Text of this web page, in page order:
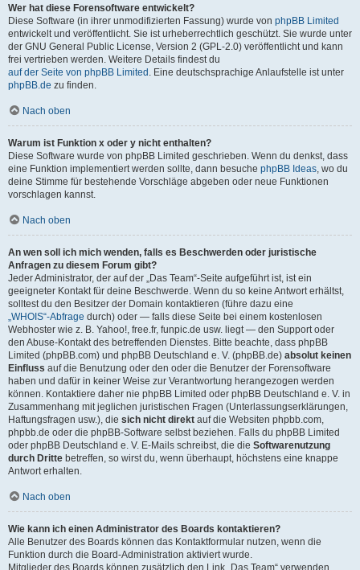
Wer hat diese Forensoftware entwickelt?
Diese Software (in ihrer unmodifizierten Fassung) wurde von phpBB Limited
entwickelt und veröffentlicht. Sie ist urheberrechtlich geschützt. Sie wurde unter
der GNU General Public License, Version 2 (GPL-2.0) veröffentlicht und kann
frei vertrieben werden. Weitere Details findest du
auf der Seite von phpBB Limited . Eine deutschsprachige Anlaufstelle ist unter
phpBB.de zu finden.
Nach oben
Warum ist Funktion x oder y nicht enthalten?
Diese Software wurde von phpBB Limited geschrieben. Wenn du denkst, dass
eine Funktion implementiert werden sollte, dann besuche phpBB Ideas, wo du
deine Stimme für bestehende Vorschläge abgeben oder neue Funktionen
vorschlagen kannst.
Nach oben
An wen soll ich mich wenden, falls es Beschwerden oder juristische
Anfragen zu diesem Forum gibt?
Jeder Administrator, der auf der „Das Team“-Seite aufgeführt ist, ist ein
geeigneter Kontakt für deine Beschwerde. Wenn du so keine Antwort erhältst,
solltest du den Besitzer der Domain kontaktieren (führe dazu eine
„WHOIS“-Abfrage durch) oder — falls diese Seite bei einem kostenlosen
Webhoster wie z. B. Yahoo!, free.fr, funpic.de usw. liegt — den Support oder
den Abuse-Kontakt des betreffenden Dienstes. Bitte beachte, dass phpBB
Limited (phpBB.com) und phpBB Deutschland e. V. (phpBB.de) absolut keinen
Einfluss auf die Benutzung oder den oder die Benutzer der Forensoftware
haben und dafür in keiner Weise zur Verantwortung herangezogen werden
können. Kontaktiere daher nie phpBB Limited oder phpBB Deutschland e. V. in
Zusammenhang mit jeglichen juristischen Fragen (Unterlassungserklärungen,
Haftungsfragen usw.), die sich nicht direkt auf die Websiten phpbb.com,
phpbb.de oder die phpBB-Software selbst beziehen. Falls du phpBB Limited
oder phpBB Deutschland e. V. E-Mails schreibst, die die Softwarenutzung
durch Dritte betreffen, so wirst du, wenn überhaupt, höchstens eine knappe
Antwort erhalten.
Nach oben
Wie kann ich einen Administrator des Boards kontaktieren?
Alle Benutzer des Boards können das Kontaktformular nutzen, wenn die
Funktion durch die Board-Administration aktiviert wurde.
Mitglieder des Boards können zusätzlich den Link „Das Team“ verwenden.